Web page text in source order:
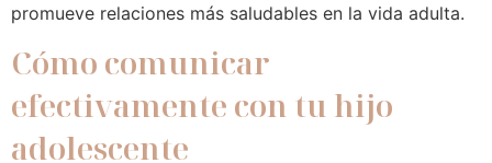
promueve relaciones más saludables en la vida adulta.
Cómo comunicar
efectivamente con tu hijo
adolescente